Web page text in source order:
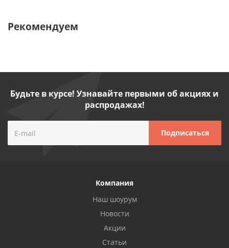
Рекомендуем
Будьте в курсе! Узнавайте первыми об акциях и
распродажах!
Компания
Наш шоурум
Новости
Акции
Статьи